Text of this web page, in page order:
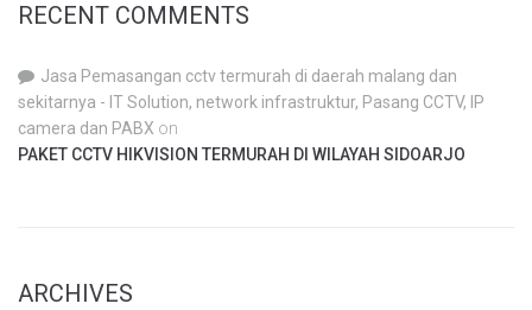
RECENT COMMENTS
Jasa Pemasangan cctv termurah di daerah malang dan
sekitarnya - IT Solution, network infrastruktur, Pasang CCTV, IP
camera dan PABX on
PAKET CCTV HIKVISION TERMURAH DI WILAYAH SIDOARJO
ARCHIVES